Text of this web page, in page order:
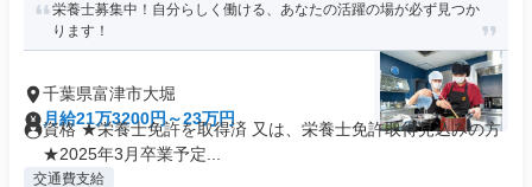
栄養士募集中！自分らしく働ける、あなたの活躍の場が必ず見つか
ります！
千葉県富津市大堀
月給21万3200円～23万円
資格 ★栄養士免許を取得済 又は、栄養士免許取得見込みの方
★2025年3月卒業予定...
交通費支給